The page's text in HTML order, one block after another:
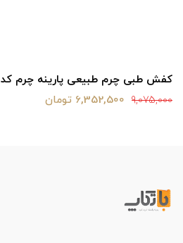
کفش طبی چرم طبیعی پارینه چرم کد 20
9,075,000 6,352,500 تومان